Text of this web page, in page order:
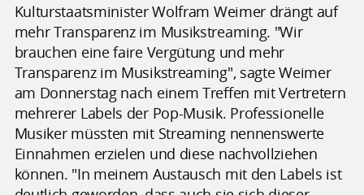
Kulturstaatsminister Wolfram Weimer drängt auf
mehr Transparenz im Musikstreaming. "Wir
brauchen eine faire Vergütung und mehr
Transparenz im Musikstreaming", sagte Weimer
am Donnerstag nach einem Treffen mit Vertretern
mehrerer Labels der Pop-Musik. Professionelle
Musiker müssten mit Streaming nennenswerte
Einnahmen erzielen und diese nachvollziehen
können. "In meinem Austausch mit den Labels ist